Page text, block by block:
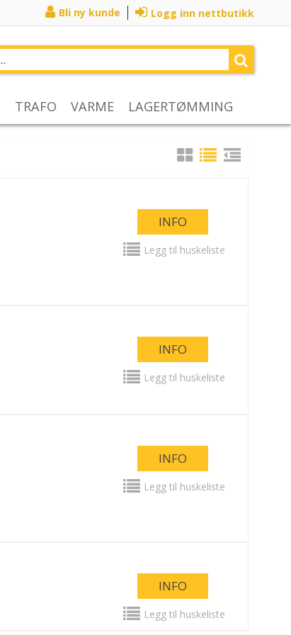
Bli ny kunde Logg inn nettbutikk
TRAFO VARME LAGERTØMMING
INFO
Legg til huskeliste
INFO
Legg til huskeliste
INFO
Legg til huskeliste
INFO
Legg til huskeliste